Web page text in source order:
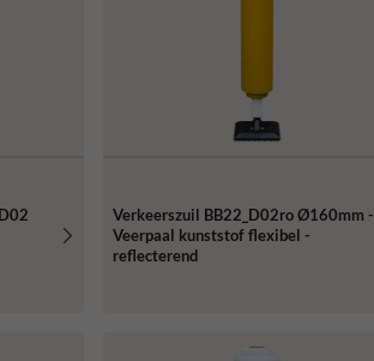
Verkeerszuil BB22_D02ro Ø160mm -
Veerpaal kunststof flexibel -
reflecterend